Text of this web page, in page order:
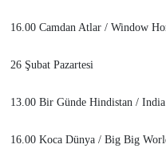
16.00 Camdan Atlar / Window
26 Şubat Pazartesi
13.00 Bir Günde Hindistan /
16.00 Koca Dünya / Big Big